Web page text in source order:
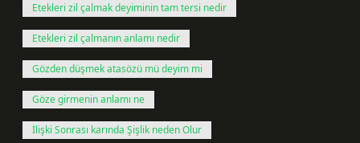
Etekleri zil çalmak deyiminin tam tersi nedir
Etekleri zil çalmanın anlamı nedir
Gözden düşmek atasözü mü deyim mi
Göze girmenin anlamı ne
İlişki Sonrası karında Şişlik neden Olur